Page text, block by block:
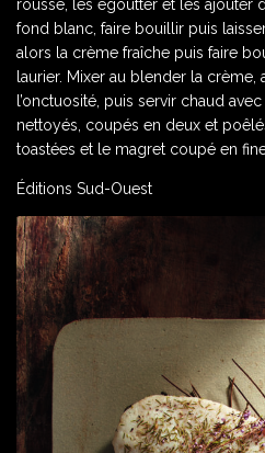
rousse, les égoutter et les ajouter
fond blanc, faire bouillir puis
alors la crème fraîche puis faire
laurier. Mixer au blender la crème,
l’onctuosité, puis servir chaud
nettoyés, coupés en deux et
toastées et le magret coupé en
Éditions Sud-Ouest